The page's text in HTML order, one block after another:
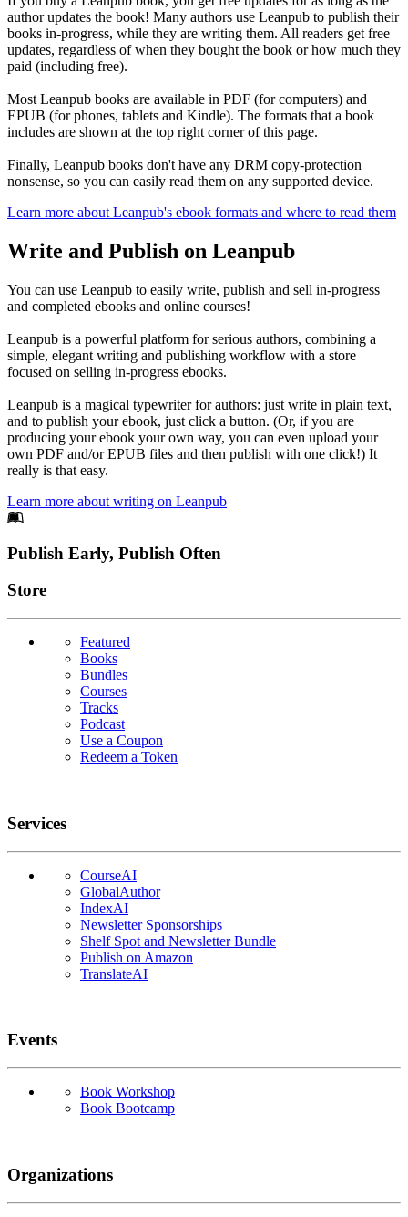
author updates the book! Many authors use Leanpub to publish their
books in-progress, while they are writing them. All readers get free
updates, regardless of when they bought the book or how much they
paid (including free).
Most Leanpub books are available in PDF (for computers) and
EPUB (for phones, tablets and Kindle). The formats that a book
includes are shown at the top right corner of this page.
Finally, Leanpub books don't have any DRM copy-protection
nonsense, so you can easily read them on any supported device.
Learn more about Leanpub's ebook formats and where to read them
Write and Publish on Leanpub
You can use Leanpub to easily write, publish and sell in-progress
and completed ebooks and online courses!
Leanpub is a powerful platform for serious authors, combining a
simple, elegant writing and publishing workflow with a store
focused on selling in-progress ebooks.
Leanpub is a magical typewriter for authors: just write in plain text,
and to publish your ebook, just click a button. (Or, if you are
producing your ebook your own way, you can even upload your
own PDF and/or EPUB files and then publish with one click!) It
really is that easy.
Learn more about writing on Leanpub
Footer
Publish Early, Publish Often
Links
Store
Featured
Books
Bundles
Courses
Tracks
Podcast
Use a Coupon
Redeem a Token
Services
CourseAI
GlobalAuthor
IndexAI
Newsletter Sponsorships
Shelf Spot and Newsletter Bundle
Publish on Amazon
TranslateAI
Events
Book Workshop
Book Bootcamp
Organizations